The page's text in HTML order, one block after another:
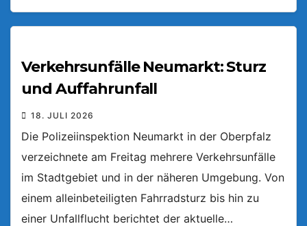
Verkehrsunfälle Neumarkt: Sturz
und Auffahrunfall
18. JULI 2026
Die Polizeiinspektion Neumarkt in der Oberpfalz
verzeichnete am Freitag mehrere Verkehrsunfälle
im Stadtgebiet und in der näheren Umgebung. Von
einem alleinbeteiligten Fahrradsturz bis hin zu
einer Unfallflucht berichtet der aktuelle…